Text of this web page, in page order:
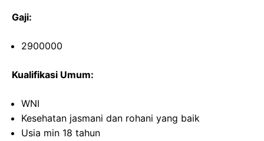
Gaji:
2900000
Kualifikasi Umum:
WNI
Kesehatan jasmani dan rohani yang baik
Usia min 18 tahun